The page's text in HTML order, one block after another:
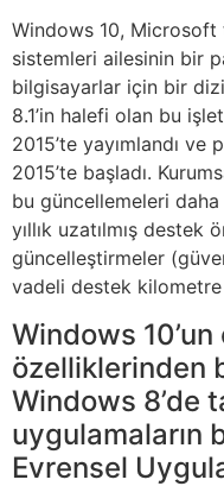
Windows 10, Microsoft
sistemleri ailesinin bir
bilgisayarlar için bir
8.1’in halefi olan bu
2015’te yayımlandı ve
2015’te başladı.
bu güncellemeleri
yıllık uzatılmış
güncelleştirmeler
vadeli destek kilometre
Windows
özelliklerinden
Windows 8’de
uygulamaların
Evrensel